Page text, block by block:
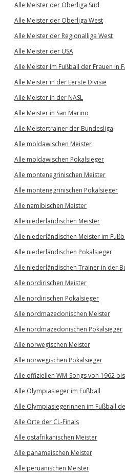
Alle Meister der Oberliga Süd
Alle Meister der Oberliga West
Alle Meister der Regionalliga West
Alle Meister der USA
Alle Meister im Fußball der Frauen in
Alle Meister in der Eerste Divisie
Alle Meister in der NASL
Alle Meister in San Marino
Alle Meistertrainer der Bundesliga
Alle moldawischen Meister
Alle moldawischen Pokalsieger
Alle montenegrinischen Meister
Alle montenegrinischen Pokalsieger
Alle namibischen Meister
Alle niederländischen Meister
Alle niederländischen Meister im
Alle niederländischen Pokalsieger
Alle niederländischen Trainer in der
Alle nordirischen Meister
Alle nordirischen Pokalsieger
Alle nordmazedonischen Meister
Alle nordmazedonischen Pokalsieger
Alle norwegischen Meister
Alle norwegischen Pokalsieger
Alle offiziellen WM-Songs von 1962
Alle Olympiasieger im Fußball
Alle Olympiasiegerinnen im Fußball
Alle Orte der CL-Finals
Alle ostafrikanischen Meister
Alle panamaischen Meister
Alle peruanischen Meister